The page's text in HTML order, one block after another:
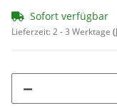
Sofort verfügbar
Lieferzeit:2 - 3 Werktage